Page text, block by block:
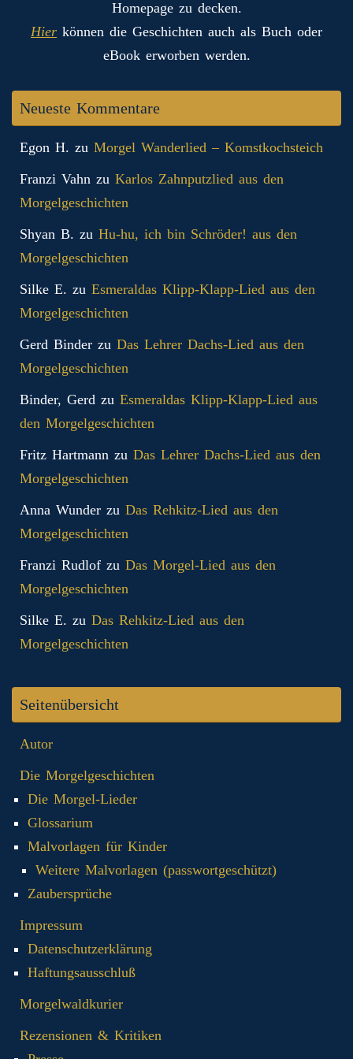
Homepage zu decken.
Hier können die Geschichten auch als Buch oder
eBook erworben werden.
Neueste Kommentare
Egon H. zu Morgel Wanderlied – Komstkochsteich
Franzi Vahn zu Karlos Zahnputzlied aus den
Morgelgeschichten
Shyan B. zu Hu-hu, ich bin Schröder! aus den
Morgelgeschichten
Silke E. zu Esmeraldas Klipp‑Klapp‑Lied aus den
Morgelgeschichten
Gerd Binder zu Das Lehrer Dachs-Lied aus den
Morgelgeschichten
Binder, Gerd zu Esmeraldas Klipp‑Klapp‑Lied aus
den Morgelgeschichten
Fritz Hartmann zu Das Lehrer Dachs-Lied aus den
Morgelgeschichten
Anna Wunder zu Das Rehkitz-Lied aus den
Morgelgeschichten
Franzi Rudlof zu Das Morgel-Lied aus den
Morgelgeschichten
Silke E. zu Das Rehkitz-Lied aus den
Morgelgeschichten
Seitenübersicht
Autor
Die Morgelgeschichten
Die Morgel-Lieder
Glossarium
Malvorlagen für Kinder
Weitere Malvorlagen (passwortgeschützt)
Zaubersprüche
Impressum
Datenschutzerklärung
Haftungsausschluß
Morgelwaldkurier
Rezensionen & Kritiken